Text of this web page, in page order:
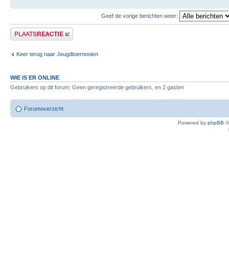
Geef de vorige berichten weer:
Plaats een reactie
Keer terug naar Jeugdtoernooien
WIE IS ER ONLINE
Gebruikers op dit forum: Geen geregistreerde gebruikers. en 2 gasten
Forumoverzicht
Powered by phpBB